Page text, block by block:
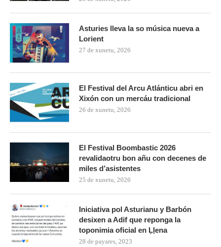
Asturies lleva la so música nueva a
Lorient
27 de xunetu, 2026
El Festival del Arcu Atlánticu abri en
Xixón con un mercáu tradicional
26 de xunetu, 2026
El Festival Boombastic 2026
revalidaotru bon añu con decenes de
miles d’asistentes
25 de xunetu, 2026
Iniciativa pol Asturianu y Barbón
desixen a Adif que reponga la
toponimia oficial en Ḷḷena
28 de payares, 2023